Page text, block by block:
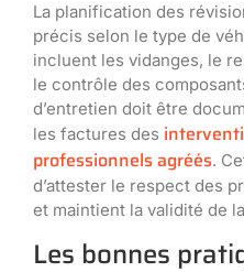
La planification des
précis selon le type de
incluent les vidanges, le
le contrôle des
d’entretien doit être
les factures des
professionnels agréés.
d’attester le respect des
et maintient la validité de
Les bonnes